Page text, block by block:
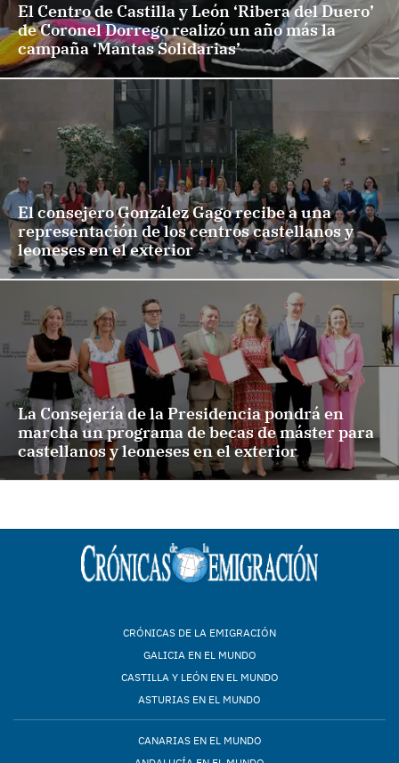
El Centro de Castilla y León ‘Ribera del Duero’
de Coronel Dorrego realizó un año más la
campaña ‘Mantas Solidarias’
El consejero González Gago recibe a una
representación de los centros castellanos y
leoneses en el exterior
La Consejería de la Presidencia pondrá en
marcha un programa de becas de máster para
castellanos y leoneses en el exterior
CRÓNICAS DE LA EMIGRACIÓN
GALICIA EN EL MUNDO
CASTILLA Y LEÓN EN EL MUNDO
ASTURIAS EN EL MUNDO
CANARIAS EN EL MUNDO